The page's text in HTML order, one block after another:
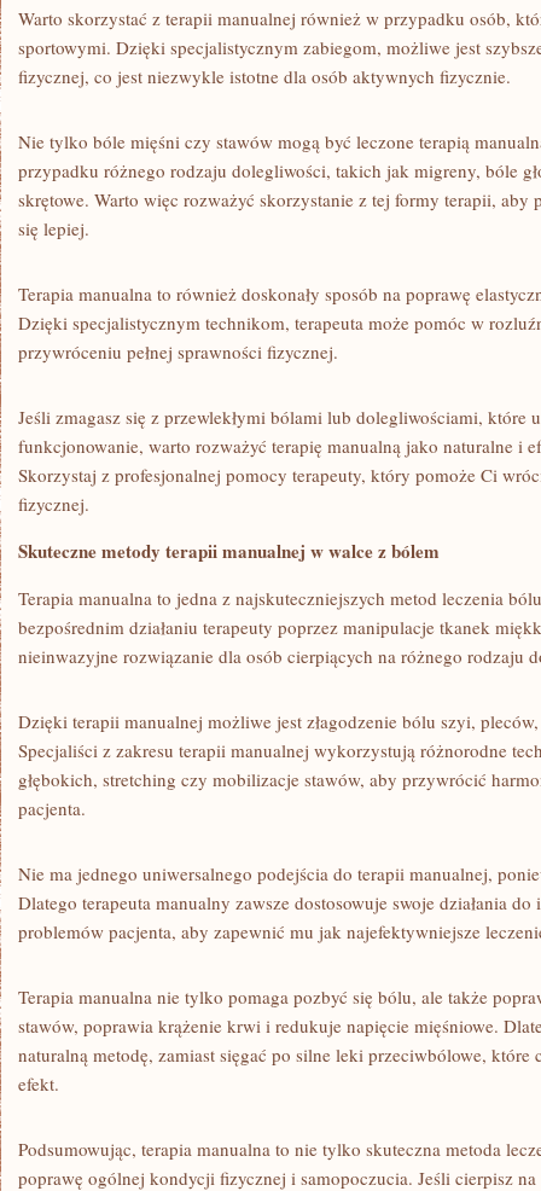
Warto skorzystać z terapii manualnej również w przypadku⁣ osób,
sportowymi. Dzięki ‌specjalistycznym zabiegom, możliwe jest
fizycznej, co jest niezwykle istotne dla‍ osób aktywnych fizycznie.
Nie tylko bóle mięśni czy‍ stawów mogą być leczone terapią
przypadku ⁢różnego ​rodzaju dolegliwości, takich jak migreny, bóle
skrętowe. Warto więc rozważyć skorzystanie z‍ tej formy terapii, aby
się lepiej.
Terapia manualna to również doskonały sposób na ​poprawę
⁣Dzięki⁣ specjalistycznym technikom, terapeuta może pomóc w
przywróceniu pełnej ⁣sprawności fizycznej.
Jeśli zmagasz się ⁢z przewlekłymi bólami lub dolegliwościami, które
funkcjonowanie, warto rozważyć terapię manualną jako naturalne i
Skorzystaj z profesjonalnej pomocy terapeuty, który pomoże Ci
fizycznej.
Skuteczne metody terapii manualnej w​ walce z bólem
Terapia manualna to jedna z najskuteczniejszych metod leczenia
⁣bezpośrednim‍ działaniu terapeuty poprzez manipulacje tkanek
nieinwazyjne rozwiązanie dla osób ‌cierpiących ​na różnego rodzaju
Dzięki terapii manualnej możliwe jest złagodzenie bólu szyi,
Specjaliści z zakresu terapii manualnej wykorzystują różnorodne⁣
głębokich, stretching czy ​mobilizacje stawów, aby przywrócić
pacjenta.
Nie ma jednego‍ uniwersalnego podejścia do terapii manualnej,
Dlatego terapeuta manualny zawsze dostosowuje swoje działania
problemów pacjenta, aby zapewnić mu jak najefektywniejsze
Terapia manualna nie tylko pomaga pozbyć się bólu, ⁢ale także
stawów, poprawia krążenie krwi ‍i redukuje napięcie mięśniowe.​
naturalną metodę, zamiast sięgać po ⁤silne leki przeciwbólowe,
efekt.
Podsumowując, terapia​ manualna ‍to nie tylko skuteczna metoda
poprawę⁣ ogólnej kondycji ⁤fizycznej i samopoczucia. Jeśli cierpisz